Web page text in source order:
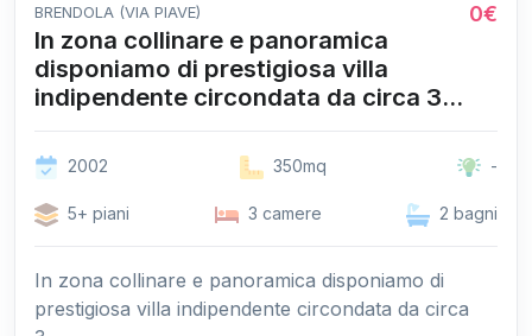
BRENDOLA (VIA PIAVE) 0€
In zona collinare e panoramica
disponiamo di prestigiosa villa
indipendente circondata da circa 3...
2002 350mq -
5+ piani 3 camere 2 bagni
In zona collinare e panoramica disponiamo di
prestigiosa villa indipendente circondata da circa